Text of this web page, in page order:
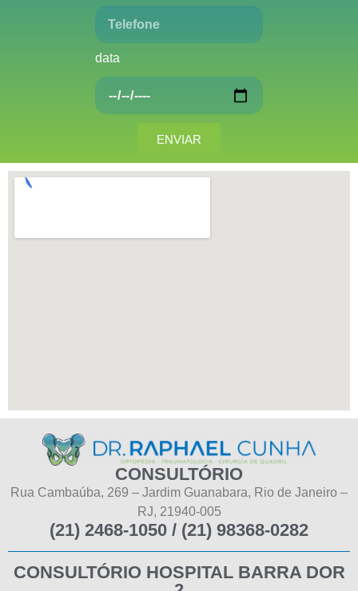
data
ENVIAR
CONSULTÓRIO
Rua Cambaúba, 269 – Jardim Guanabara, Rio de Janeiro –
RJ, 21940-005
(21) 2468-1050 / (21) 98368-0282
CONSULTÓRIO HOSPITAL BARRA DOR